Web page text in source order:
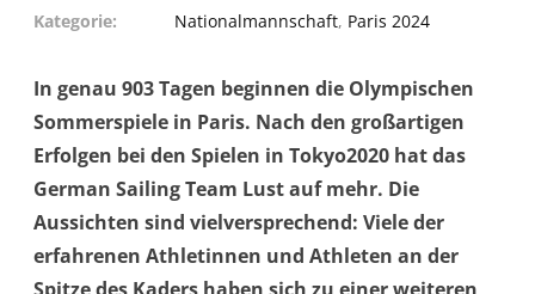
Kategorie
Nationalmannschaft, Paris 2024
In genau 903 Tagen beginnen die Olympischen
Sommerspiele in Paris. Nach den großartigen
Erfolgen bei den Spielen in Tokyo2020 hat das
German Sailing Team Lust auf mehr. Die
Aussichten sind vielversprechend: Viele der
erfahrenen Athletinnen und Athleten an der